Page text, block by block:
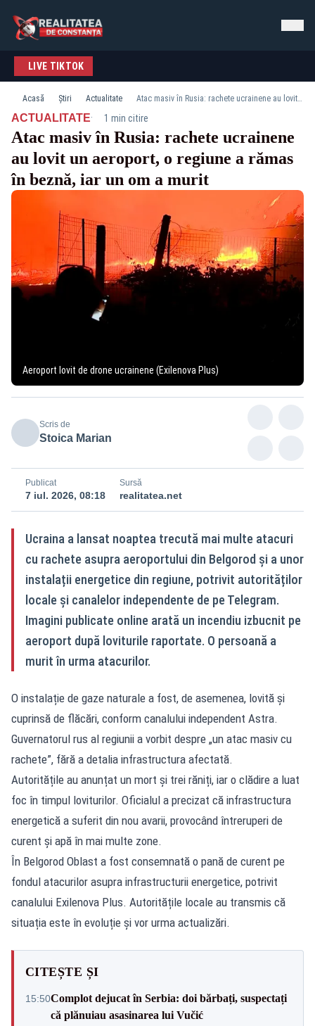
LIVE TIKTOK
Acasă Știri Actualitate Atac masiv în Rusia: rachete ucrainene au lovit un aeroport, o regiune a rămas în beznă, iar un om a murit
ACTUALITATE· 1 min citire
Atac masiv în Rusia: rachete ucrainene
au lovit un aeroport, o regiune a rămas
în beznă, iar un om a murit
Aeroport lovit de drone ucrainene (Exilenova Plus)
Scris de
Stoica Marian
Publicat
7 iul. 2026, 08:18
Sursă
realitatea.net
Ucraina a lansat noaptea trecută mai multe atacuri
cu rachete asupra aeroportului din Belgorod și a unor
instalații energetice din regiune, potrivit autorităților
locale și canalelor independente de pe Telegram.
Imagini publicate online arată un incendiu izbucnit pe
aeroport după loviturile raportate. O persoană a
murit în urma atacurilor.
O instalație de gaze naturale a fost, de asemenea, lovită și
cuprinsă de flăcări, conform canalului independent Astra.
Guvernatorul rus al regiunii a vorbit despre „un atac masiv cu
rachete”, fără a detalia infrastructura afectată.
Autoritățile au anunțat un mort și trei răniți, iar o clădire a luat
foc în timpul loviturilor. Oficialul a precizat că infrastructura
energetică a suferit din nou avarii, provocând întreruperi de
curent și apă în mai multe zone.
În Belgorod Oblast a fost consemnată o pană de curent pe
fondul atacurilor asupra infrastructurii energetice, potrivit
canalului Exilenova Plus. Autoritățile locale au transmis că
situația este în evoluție și vor urma actualizări.
CITEȘTE ȘI
15:50Complot dejucat în Serbia: doi bărbați, suspectați
că plănuiau asasinarea lui Vučić